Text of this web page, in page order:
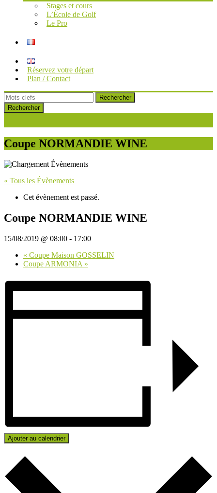
Stages et cours
L’École de Golf
Le Pro
Réservez votre départ
Plan / Contact
Rechercher
Coupe NORMANDIE WINE
« Tous les Évènements
Cet évènement est passé.
Coupe NORMANDIE WINE
15/08/2019 @ 08:00 - 17:00
« Coupe Maison GOSSELIN
Coupe ARMONIA »
Ajouter au calendrier